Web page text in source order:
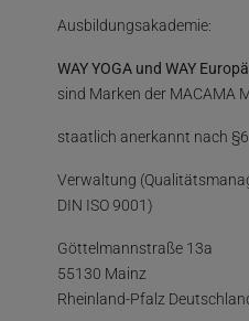
Ausbildungsakademie:
WAY YOGA und WAY
sind Marken der MACAMA
staatlich anerkannt nach §6
Verwaltung
DIN ISO 9001)
Göttelmannstraße 13a
55130 Mainz
Rheinland-Pfalz